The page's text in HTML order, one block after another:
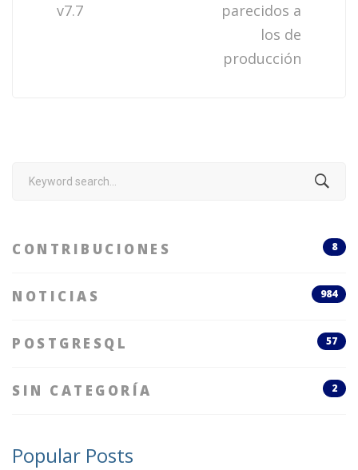
v7.7
parecidos a
los de
producción
Search
CONTRIBUCIONES 8
NOTICIAS 984
POSTGRESQL 57
SIN CATEGORÍA 2
Popular Posts